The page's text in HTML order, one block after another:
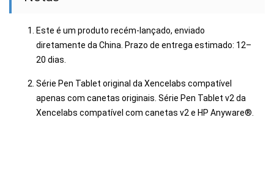
Este é um produto recém-lançado, enviado
diretamente da China. Prazo de entrega estimado: 12–
20 dias.
Série Pen Tablet original da Xencelabs compatível
apenas com canetas originais. Série Pen Tablet v2 da
Xencelabs compatível com canetas v2 e HP Anyware®.